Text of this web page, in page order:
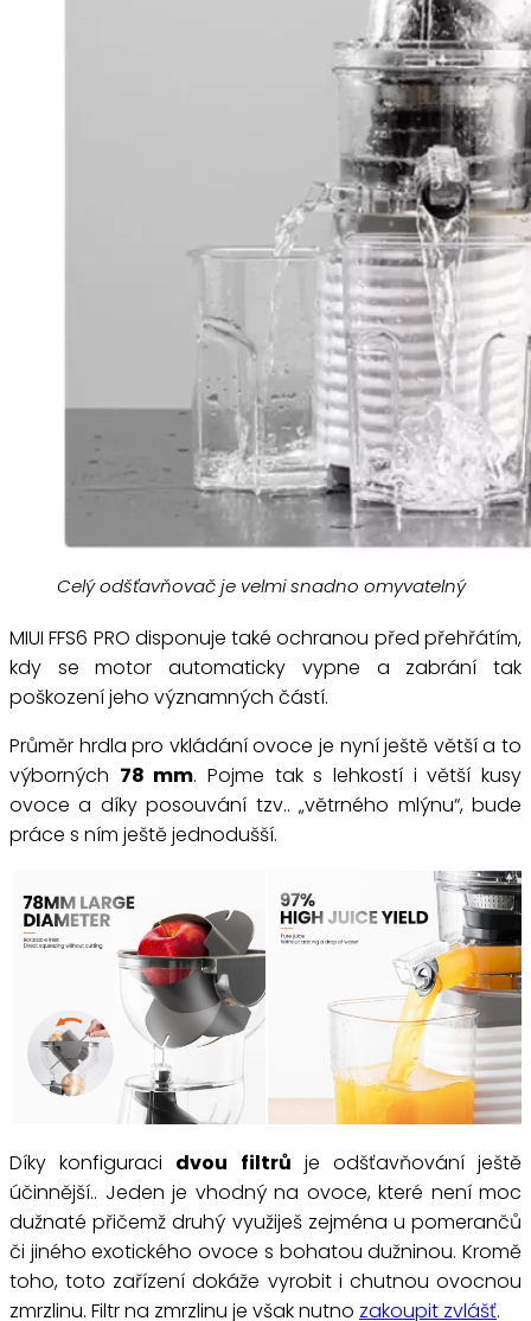
Celý odšťavňovač je velmi snadno omyvatelný
MIUI FFS6 PRO disponuje také ochranou před přehřátím,
kdy se motor automaticky vypne a zabrání tak
poškození jeho významných částí.
Průměr hrdla pro vkládání ovoce je nyní ještě větší a to
výborných 78 mm. Pojme tak s lehkostí i větší kusy
ovoce a díky posouvání tzv.. „větrného mlýnu“, bude
práce s ním ještě jednodušší.
Díky konfiguraci dvou filtrů je odšťavňování ještě
účinnější.. Jeden je vhodný na ovoce, které není moc
dužnaté přičemž druhý využiješ zejména u pomerančů
či jiného exotického ovoce s bohatou dužninou. Kromě
toho, toto zařízení dokáže vyrobit i chutnou ovocnou
zmrzlinu. Filtr na zmrzlinu je však nutno zakoupit zvlášť.